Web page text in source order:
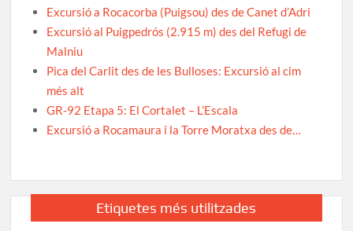
Excursió a Rocacorba (Puigsou) des de Canet d’Adri
Excursió al Puigpedrós (2.915 m) des del Refugi de
Malniu
Pica del Carlit des de les Bulloses: Excursió al cim
més alt
GR-92 Etapa 5: El Cortalet – L’Escala
Excursió a Rocamaura i la Torre Moratxa des de…
Etiquetes més utilitzades